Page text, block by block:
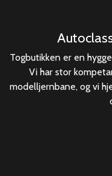
Togbutikken er en
Vi har stor
modelljernbane, og vi